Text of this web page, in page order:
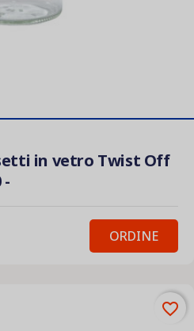
in vetro Twist Off
-
ORDINE
favorite_border